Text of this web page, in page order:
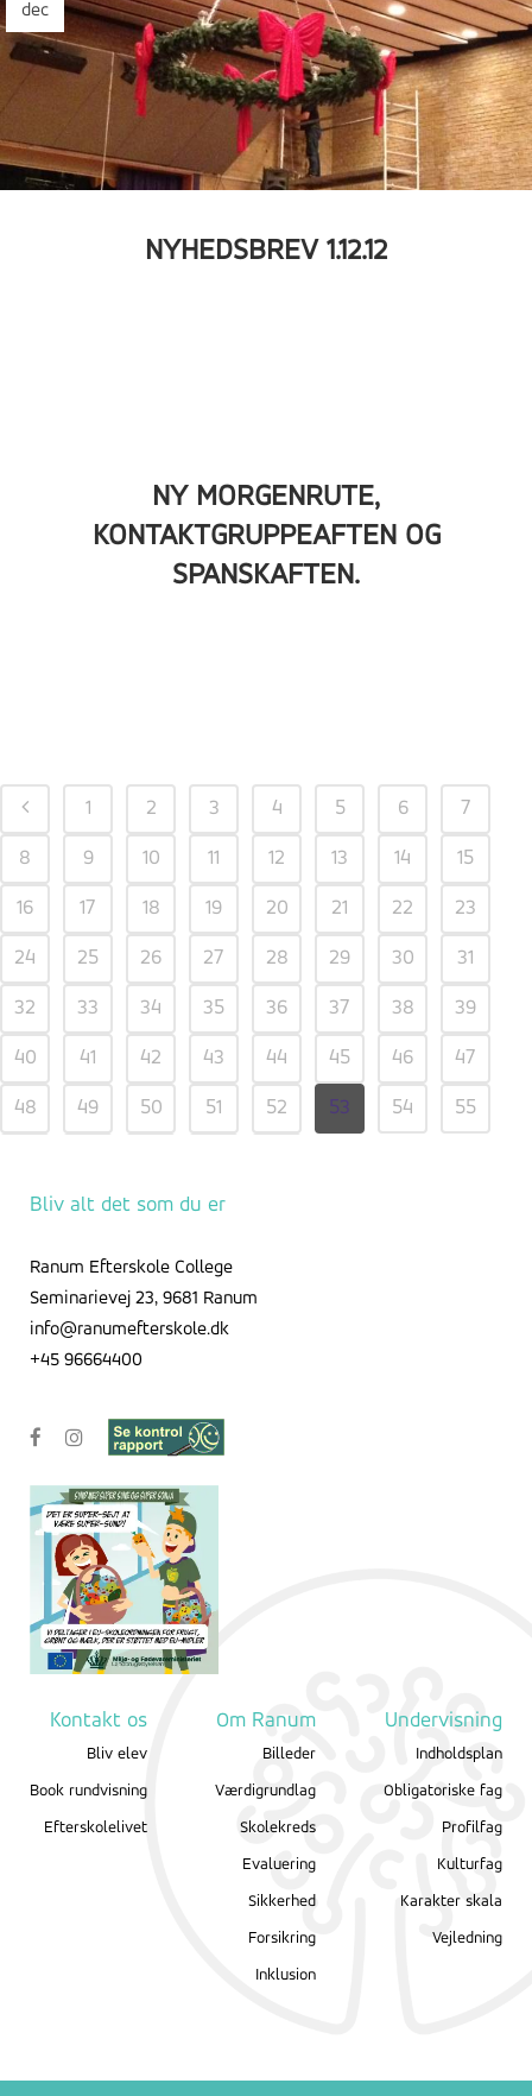
dec
NYHEDSBREV 1.12.12
NY MORGENRUTE,
KONTAKTGRUPPEAFTEN OG
SPANSKAFTEN.
1 2 3 4 5 6 7
8 9 10 11 12 13 14 15
16 17 18 19 20 21 22 23
24 25 26 27 28 29 30 31
32 33 34 35 36 37 38 39
40 41 42 43 44 45 46 47
48 49 50 51 52 53 54 55
Bliv alt det som du er
Ranum Efterskole College
Seminarievej 23, 9681 Ranum
info@ranumefterskole.dk
+45 96664400
Kontakt os
Bliv elev
Book rundvisning
Efterskolelivet
Om Ranum
Billeder
Værdigrundlag
Skolekreds
Evaluering
Sikkerhed
Forsikring
Inklusion
Undervisning
Indholdsplan
Obligatoriske fag
Profilfag
Kulturfag
Karakter skala
Vejledning